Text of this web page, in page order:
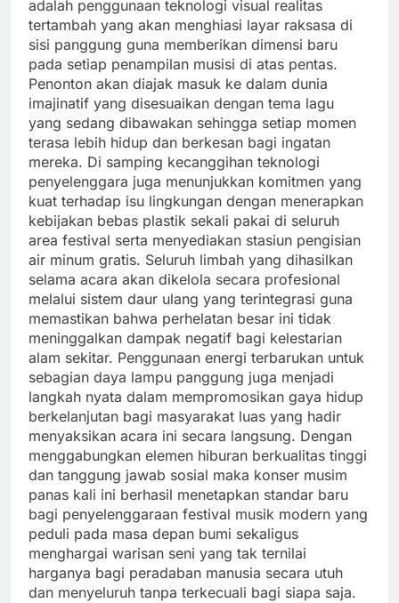
adalah penggunaan teknologi visual realitas
tertambah yang akan menghiasi layar raksasa di
sisi panggung guna memberikan dimensi baru
pada setiap penampilan musisi di atas pentas.
Penonton akan diajak masuk ke dalam dunia
imajinatif yang disesuaikan dengan tema lagu
yang sedang dibawakan sehingga setiap momen
terasa lebih hidup dan berkesan bagi ingatan
mereka. Di samping kecanggihan teknologi
penyelenggara juga menunjukkan komitmen yang
kuat terhadap isu lingkungan dengan menerapkan
kebijakan bebas plastik sekali pakai di seluruh
area festival serta menyediakan stasiun pengisian
air minum gratis. Seluruh limbah yang dihasilkan
selama acara akan dikelola secara profesional
melalui sistem daur ulang yang terintegrasi guna
memastikan bahwa perhelatan besar ini tidak
meninggalkan dampak negatif bagi kelestarian
alam sekitar. Penggunaan energi terbarukan untuk
sebagian daya lampu panggung juga menjadi
langkah nyata dalam mempromosikan gaya hidup
berkelanjutan bagi masyarakat luas yang hadir
menyaksikan acara ini secara langsung. Dengan
menggabungkan elemen hiburan berkualitas tinggi
dan tanggung jawab sosial maka konser musim
panas kali ini berhasil menetapkan standar baru
bagi penyelenggaraan festival musik modern yang
peduli pada masa depan bumi sekaligus
menghargai warisan seni yang tak ternilai
harganya bagi peradaban manusia secara utuh
dan menyeluruh tanpa terkecuali bagi siapa saja.